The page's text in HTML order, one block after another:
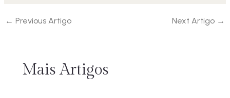
← Previous Artigo Next Artigo →
Mais Artigos